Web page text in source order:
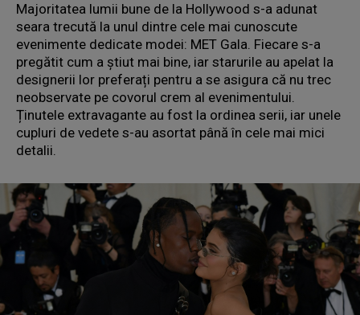
Majoritatea lumii bune de la Hollywood s-a adunat
seara trecută la unul dintre cele mai cunoscute
evenimente dedicate modei: MET Gala. Fiecare s-a
pregătit cum a știut mai bine, iar starurile au apelat la
designerii lor preferați pentru a se asigura că nu trec
neobservate pe covorul crem al evenimentului.
Ținutele extravagante au fost la ordinea serii, iar unele
cupluri de vedete s-au asortat până în cele mai mici
detalii.